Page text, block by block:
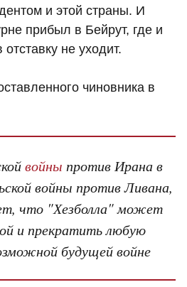
и этой страны. И
прибыл в Бейрут, где и
не уходит.
чиновника в
войны против Ирана в
войны против Ливана,
что "Хезболла" может
и прекратить любую
будущей войне